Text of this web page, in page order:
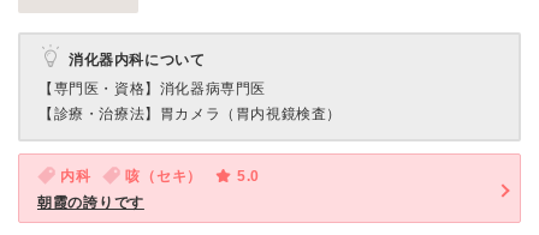
消化器内科について
【専門医・資格】 消化器病専門医
【診療・治療法】 胃カメラ（胃内視鏡検査）
内科 咳（セキ）
5.0
朝霞の誇りです